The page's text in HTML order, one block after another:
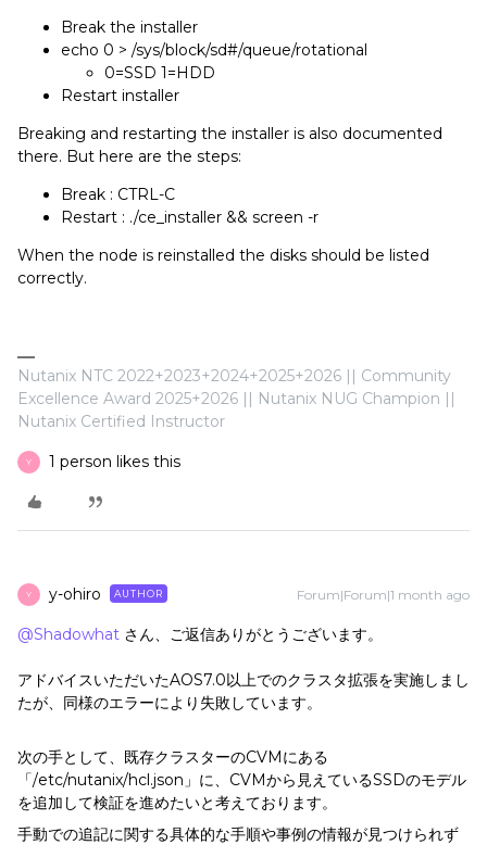
Break the installer
echo 0 > /sys/block/sd#/queue/rotational
0=SSD 1=HDD
Restart installer
Breaking and restarting the installer is also documented
there. But here are the steps:
Break : CTRL-C
Restart : ./ce_installer && screen -r
When the node is reinstalled the disks should be listed
correctly.
Nutanix NTC 2022+2023+2024+2025+2026 || Community
Excellence Award 2025+2026 || Nutanix NUG Champion ||
Nutanix Certified Instructor
Y 1 person likes this
Y y-ohiro AUTHOR Forum|Forum|1 month ago
@Shadowhat さん、ご返信ありがとうございます。
アドバイスいただいたAOS7.0以上でのクラスタ拡張を実施しまし
たが、同様のエラーにより失敗しています。
次の手として、既存クラスターのCVMにある
「/etc/nutanix/hcl.json」に、CVMから見えているSSDのモデル
を追加して検証を進めたいと考えております。
手動での追記に関する具体的な手順や事例の情報が見つけられず